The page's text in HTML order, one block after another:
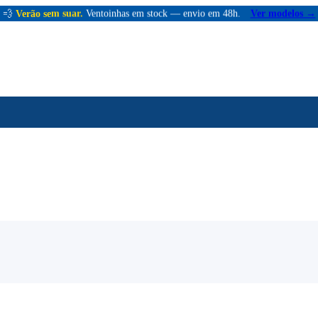
💨 Verão sem suar. Ventoinhas em stock — envio em 48h. Ver modelos →